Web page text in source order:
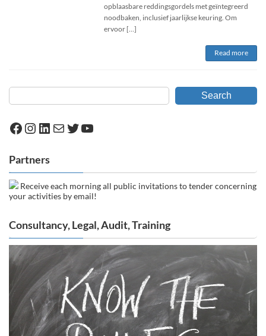
opblaasbare reddingsgordels met geïntegreerd
noodbaken, inclusief jaarlijkse keuring. Om
ervoor […]
Read more
Search
Facebook
Instagram
LinkedIn
MailTwitter
YouTube
Partners
Receive each morning all public invitations to tender concerning
your activities by email!
Consultancy, Legal, Audit, Training